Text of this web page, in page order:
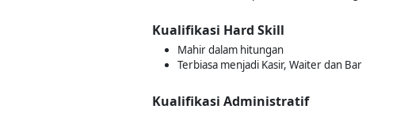
Kualifikasi Hard Skill
Mahir dalam hitungan
Terbiasa menjadi Kasir, Waiter dan Bar
Kualifikasi Administratif